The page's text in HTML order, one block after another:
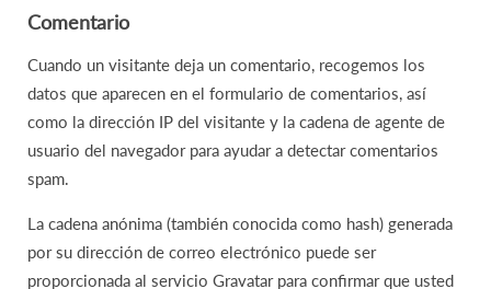
Comentario
Cuando un visitante deja un comentario, recogemos los
datos que aparecen en el formulario de comentarios, así
como la dirección IP del visitante y la cadena de agente de
usuario del navegador para ayudar a detectar comentarios
spam.
La cadena anónima (también conocida como hash) generada
por su dirección de correo electrónico puede ser
proporcionada al servicio Gravatar para confirmar que usted